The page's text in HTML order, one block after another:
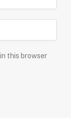
this browser